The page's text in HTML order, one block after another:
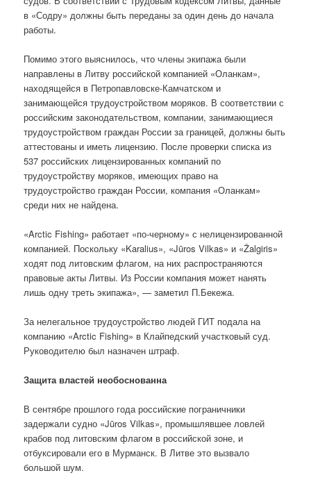
в «Содру» должны быть переданы за один день до начала
работы.
Помимо этого выяснилось, что члены экипажа были
направлены в Литву российской компанией «Оланкам»,
находящейся в Петропавловске-Камчатском и
занимающейся трудоустройством моряков. В соответствии с
российским законодательством, компании, занимающиеся
трудоустройством граждан России за границей, должны быть
аттестованы и иметь лицензию. После проверки списка из
537 российских лицензированных компаний по
трудоустройству моряков, имеющих право на
трудоустройство граждан России, компания «Оланкам»
среди них не найдена.
«Arctic Fishing» работает «по-черному» с нелицензированной
компанией. Поскольку «Karalius», «Jūros Vilkas» и «Žalgiris»
ходят под литовским флагом, на них распространяются
правовые акты Литвы. Из России компания может нанять
лишь одну треть экипажа», — заметил П.Бекежа.
За нелегальное трудоустройство людей ГИТ подала на
компанию «Arctic Fishing» в Клайпедский участковый суд.
Руководителю был назначен штраф.
Защита властей необоснованна
В сентябре прошлого года российские пограничники
задержали судно «Jūros Vilkas», промышлявшее ловлей
крабов под литовским флагом в российской зоне, и
отбуксировали его в Мурманск. В Литве это вызвало
большой шум.